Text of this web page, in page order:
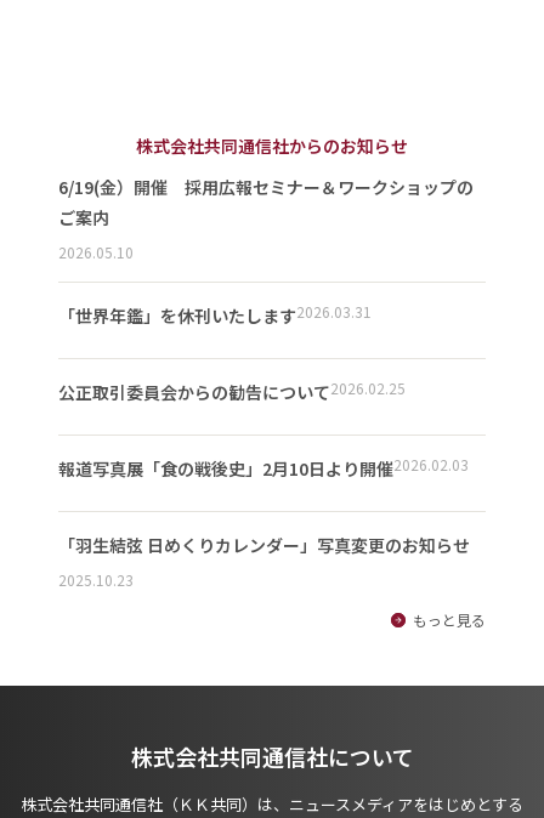
株式会社共同通信社からのお知らせ
6/19(金）開催 採用広報セミナー＆ワークショップの
ご案内
2026.05.10
「世界年鑑」を休刊いたします2026.03.31
公正取引委員会からの勧告について2026.02.25
報道写真展「食の戦後史」2月10日より開催2026.02.03
「羽生結弦 日めくりカレンダー」写真変更のお知らせ
2025.10.23
もっと見る
株式会社共同通信社について
株式会社共同通信社（ＫＫ共同）は、ニュースメディアをはじめとする